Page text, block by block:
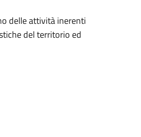
delle attività inerenti
del territorio ed